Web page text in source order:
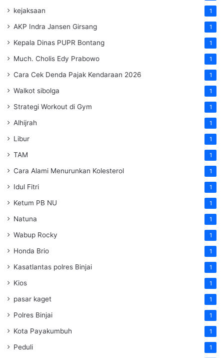
kejaksaan 1
AKP Indra Jansen Girsang 1
Kepala Dinas PUPR Bontang 1
Much. Cholis Edy Prabowo 1
Cara Cek Denda Pajak Kendaraan 2026 1
Walkot sibolga 1
Strategi Workout di Gym 1
Alhijrah 1
Libur 1
TAM 1
Cara Alami Menurunkan Kolesterol 1
Idul Fitri 1
Ketum PB NU 1
Natuna 1
Wabup Rocky 1
Honda Brio 1
Kasatlantas polres Binjai 1
Kios 1
pasar kaget 1
Polres Binjai 1
Kota Payakumbuh 1
Peduli 1